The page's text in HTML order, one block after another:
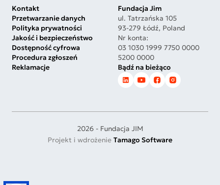
Kontakt
Przetwarzanie danych
Polityka prywatności
Jakość i bezpieczeństwo
Dostępność cyfrowa
Procedura zgłoszeń
Reklamacje
Fundacja Jim
ul. Tatrzańska 105
93-279 Łódź, Poland
Nr konta:
03 1030 1999 7750 0000
5200 0000
Bądź na bieżąco
2026 - Fundacja JIM
Projekt i wdrożenie Tamago Software